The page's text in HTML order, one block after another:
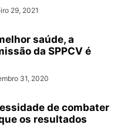
29, 2021
saúde, a
da SPPCV é
31, 2020
de combater
os resultados